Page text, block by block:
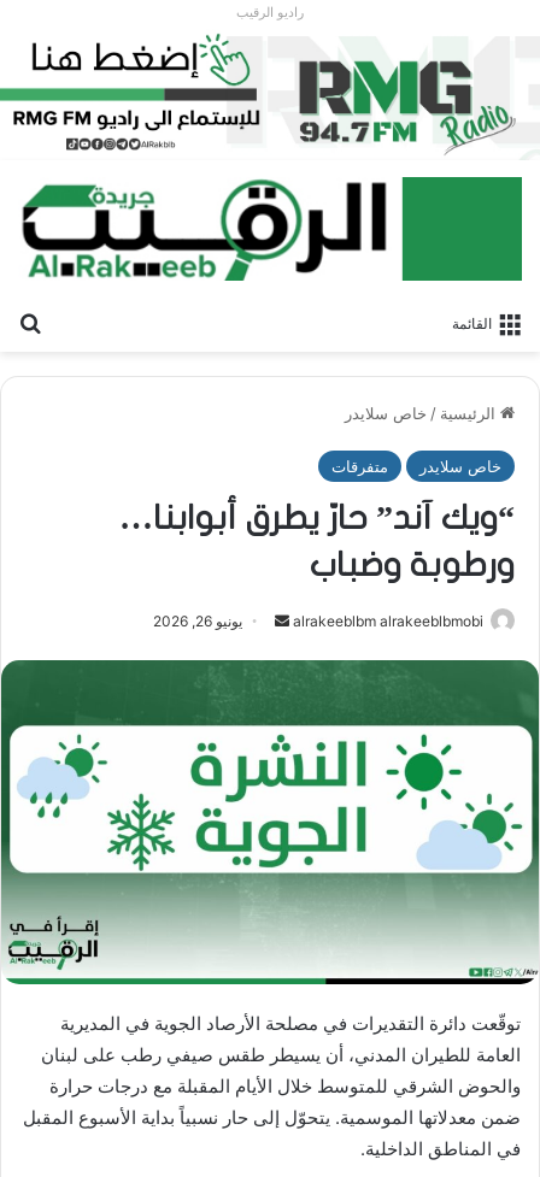
راديو الرقيب
القائمة
الرئيسية / خاص سلايدر
خاص سلايدر متفرقات
“ويك آند” حارّ يطرق أبوابنا…
ورطوبة وضباب
alrakeeblbm alrakeeblbmobi
أرسل
إلكترونيا
يونيو 26, 2026
توقّعت دائرة التقديرات في مصلحة الأرصاد الجوية في المديرية
العامة للطيران المدني، أن يسيطر طقس صيفي رطب على لبنان
والحوض الشرقي للمتوسط خلال الأيام المقبلة مع درجات حرارة
ضمن معدلاتها الموسمية. يتحوّل إلى حار نسبياً بداية الأسبوع المقبل
في المناطق الداخلية.